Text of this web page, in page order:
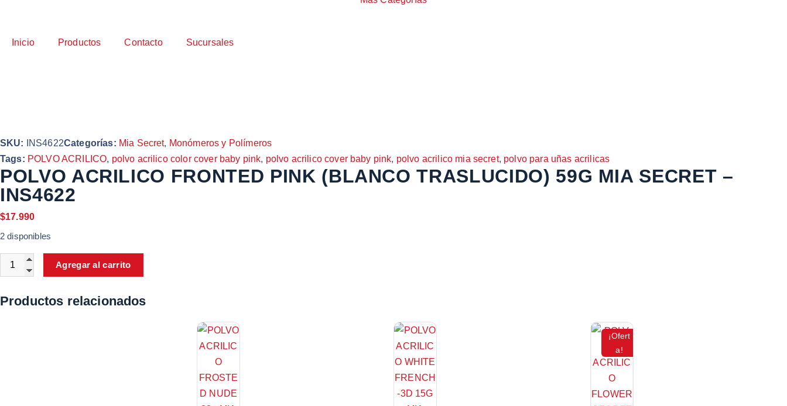
Inicio Productos Contacto Sucursales
SKU: INS4622Categorías: Mia Secret, Monómeros y Polímeros
Tags: POLVO ACRILICO, polvo acrilico color cover baby pink, polvo acrilico cover baby pink, polvo acrilico mia secret, polvo para uñas acrilicas
POLVO ACRILICO FRONTED PINK (BLANCO TRASLUCIDO) 59G MIA SECRET –
INS4622
$17.990
2 disponibles
Agregar al carrito
Productos relacionados
¡Ofert
a!